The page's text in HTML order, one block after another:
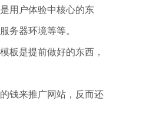
用户体验中核心的东
务器环境等等。
板是提前做好的东西，
钱来推广网站，反而还